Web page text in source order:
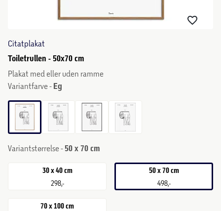
Citatplakat
Toiletrullen - 50x70 cm
Plakat med eller uden ramme
Variantfarve - Eg
Variantstørrelse - 50 x 70 cm
30 x 40 cm
298,-
50 x 70 cm
498,-
70 x 100 cm